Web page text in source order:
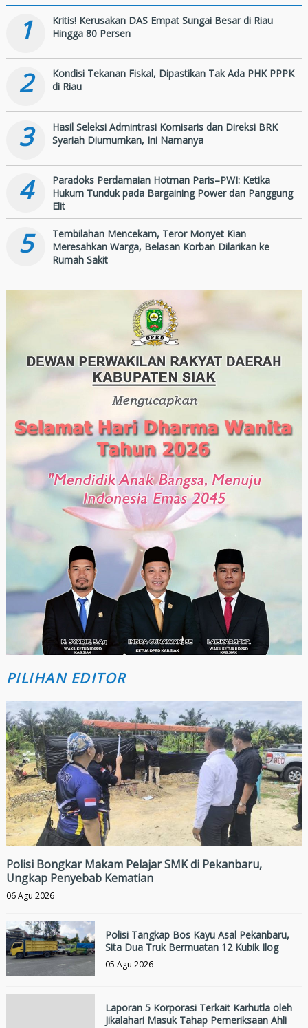
1
Kritis! Kerusakan DAS Empat Sungai Besar di Riau
Hingga 80 Persen
2
Kondisi Tekanan Fiskal, Dipastikan Tak Ada PHK PPPK
di Riau
3
Hasil Seleksi Admintrasi Komisaris dan Direksi BRK
Syariah Diumumkan, Ini Namanya
4
Paradoks Perdamaian Hotman Paris–PWI: Ketika
Hukum Tunduk pada Bargaining Power dan Panggung
Elit
5
Tembilahan Mencekam, Teror Monyet Kian
Meresahkan Warga, Belasan Korban Dilarikan ke
Rumah Sakit
PILIHAN EDITOR
Polisi Bongkar Makam Pelajar SMK di Pekanbaru,
Ungkap Penyebab Kematian
06 Agu 2026
Polisi Tangkap Bos Kayu Asal Pekanbaru,
Sita Dua Truk Bermuatan 12 Kubik Ilog
05 Agu 2026
Laporan 5 Korporasi Terkait Karhutla oleh
Jikalahari Masuk Tahap Pemeriksaan Ahli